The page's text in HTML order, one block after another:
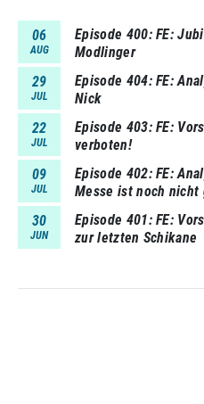
06
AUG
Episode 400 FE:
Modlinger
29
JUL
Episode 404 FE:
Nick
22
JUL
Episode 403 FE:
verboten!
09
JUL
Episode 402 FE:
Messe ist noch nicht
30
JUN
Episode 401 FE:
zur letzten Schikane